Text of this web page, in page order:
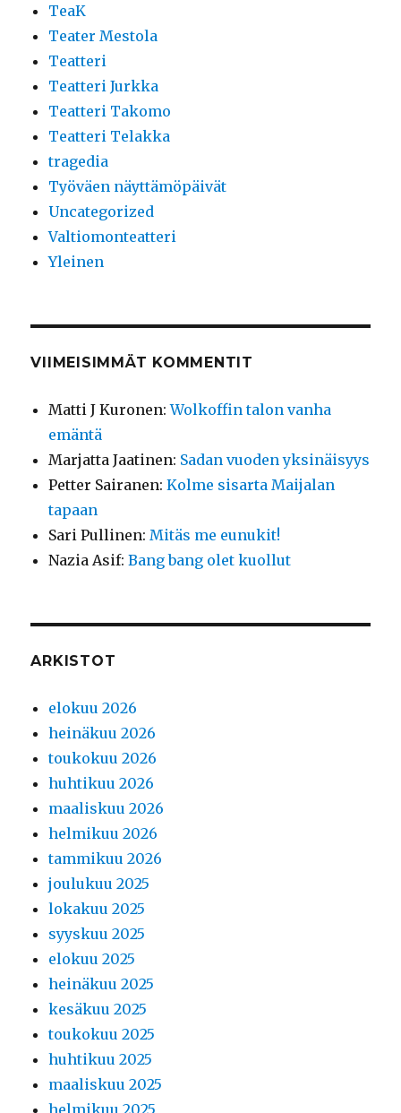
TeaK
Teater Mestola
Teatteri
Teatteri Jurkka
Teatteri Takomo
Teatteri Telakka
tragedia
Työväen näyttämöpäivät
Uncategorized
Valtiomonteatteri
Yleinen
VIIMEISIMMÄT KOMMENTIT
Matti J Kuronen:Wolkoffin talon vanha
emäntä
Marjatta Jaatinen: Sadan vuoden yksinäisyys
Petter Sairanen:Kolme sisarta Maijalan
tapaan
Sari Pullinen: Mitäs me eunukit!
Nazia Asif:Bang bang olet kuollut
ARKISTOT
elokuu 2026
heinäkuu 2026
toukokuu 2026
huhtikuu 2026
maaliskuu 2026
helmikuu 2026
tammikuu 2026
joulukuu 2025
lokakuu 2025
syyskuu 2025
elokuu 2025
heinäkuu 2025
kesäkuu 2025
toukokuu 2025
huhtikuu 2025
maaliskuu 2025
helmikuu 2025